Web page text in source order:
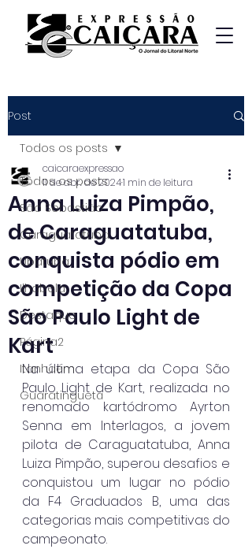
Post
Todos os posts
São Sebastião
Caraguatatuba
Ubatuba
Ilhabela
Destaque
Página2
Itanhaém
Guaratinguetá
Todos os posts
Anna Luiza Pimpão,
de Caraguatatuba,
conquista pódio em
competição da Copa
São Paulo Light de
Kart
caicaraexpressao
11 de abr. de 20241 min de leitura
Na última etapa da Copa São
Paulo Light de Kart, realizada no
renomado kartódromo Ayrton
Senna em Interlagos, a jovem
pilota de Caraguatatuba, Anna
Luiza Pimpão, superou desafios e
conquistou um lugar no pódio
da F4 Graduados B, uma das
categorias mais competitivas do
campeonato.